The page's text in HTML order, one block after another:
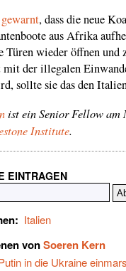
gewarnt, dass die neue
aus Afrika
Türen wieder öffnen und
mit der illegalen
sollte sie das den
ist ein Senior Fellow am
Institute.
EINTRAGEN
Italien
vonSoeren Kern
in die Ukraine